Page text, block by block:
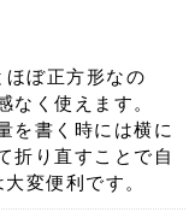
ぼ正方形なの
なく使えます。
を書く時には横に
折り直すことで自
変便利です。